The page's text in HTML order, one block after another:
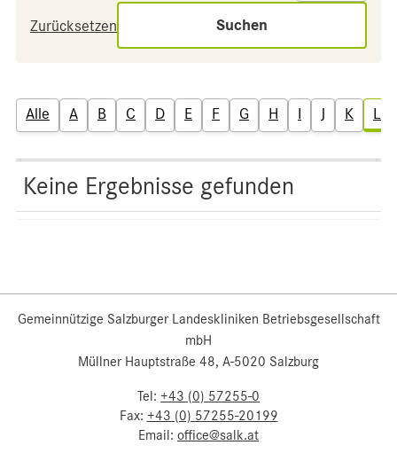
Zurücksetzen Suchen
Alle A B C D E F G H I J K L
Keine Ergebnisse gefunden
Gemeinnützige Salzburger Landeskliniken Betriebsgesellschaft
mbH
Müllner Hauptstraße 48, A-5020 Salzburg
Tel: +43 (0) 57255-0
Fax: +43 (0) 57255-20199
Email: office@salk.at